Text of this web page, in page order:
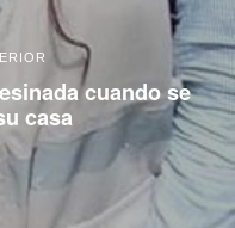
cuando se
casa